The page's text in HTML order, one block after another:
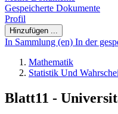
Gespeicherte Dokumente
Profil
Hinzufügen ...
In Sammlung (en) In der
Mathematik
Statistik Und
Blatt11 -